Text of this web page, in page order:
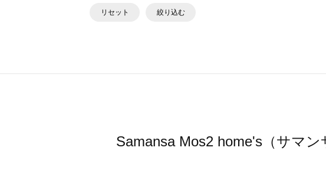
リセット 絞り込む
Samansa Mos2 home's（サマ